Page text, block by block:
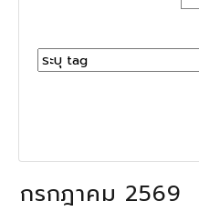
กรกฎาคม 2569